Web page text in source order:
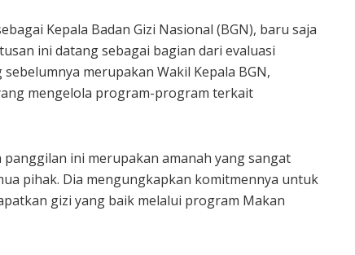
Kepala Badan Gizi Nasional (BGN), baru saja
ini datang sebagai bagian dari evaluasi
merupakan Wakil Kepala BGN,
mengelola program-program terkait
ini merupakan amanah yang sangat
pihak. Dia mengungkapkan komitmennya untuk
gizi yang baik melalui program Makan